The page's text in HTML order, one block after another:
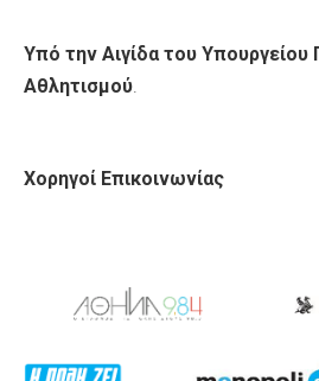
Υπό την Αιγίδα του Υπουργείου
Αθλητισμού.
Χορηγοί Επικοινωνίας